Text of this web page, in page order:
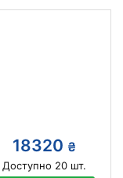
18320 ₴
Доступно 20шт.